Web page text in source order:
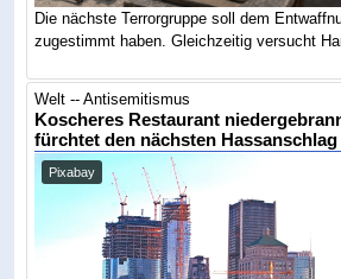
Die nächste Terrorgruppe soll dem
zugestimmt haben. Gleichzeitig versucht
Welt -- Antisemitismus
Koscheres Restaurant
fürchtet den nächsten Hassanschlag
Pixabay